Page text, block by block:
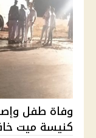
كنيسة ميت